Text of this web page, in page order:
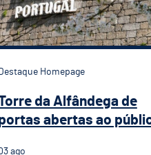
Destaque Homepage
da Alfândega de
abertas ao
ago